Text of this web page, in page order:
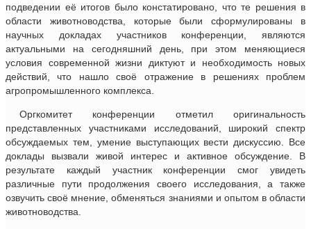
подведении её итогов было констатировано, что те решения в
области животноводства, которые были сформулированы в
научных докладах участников конференции, являются
актуальными на сегодняшний день, при этом меняющиеся
условия современной жизни диктуют и необходимость новых
действий, что нашло своё отражение в решениях проблем
агропромышленного комплекса.
Оргкомитет конференции отметил оригинальность
представленных участниками исследований, широкий спектр
обсуждаемых тем, умение выступающих вести дискуссию. Все
доклады вызвали живой интерес и активное обсуждение. В
результате каждый участник конференции смог увидеть
различные пути продолжения своего исследования, а также
озвучить своё мнение, обменяться знаниями и опытом в области
животноводства.